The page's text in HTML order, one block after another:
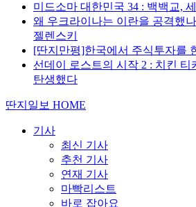
미드소마 대한민국 34 : 백백교,
왜 우크라이나는 이란을 공격했
젤렌스키
[딴지만평]한국에서 주식투자를
선데이 로스트의 시작 2 : 치킨 티
탄생했다
딴지일보 HOME
기사
최신 기사
추천 기사
연재 기사
마빡리스트
바로 잡아요